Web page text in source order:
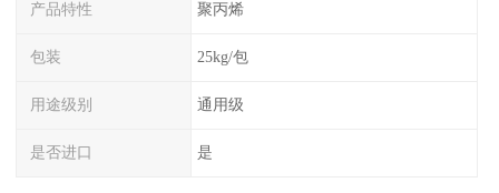
产品特性 聚丙烯
包装 25kg/包
用途级别 通用级
是否进口 是